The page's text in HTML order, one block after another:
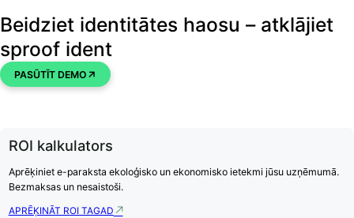
Beidziet identitātes haosu – atklājiet
sproof ident
PASŪTĪT DEMO
ROI kalkulators
Aprēķiniet e-paraksta ekoloģisko un ekonomisko ietekmi jūsu uzņēmumā.
Bezmaksas un nesaistoši.
APRĒĶINĀT ROI TAGAD